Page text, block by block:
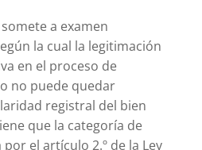
a examen
la cual la legitimación
en el proceso de
no puede quedar
registral del bien
que la categoría de
por el artículo 2.º de la Ley